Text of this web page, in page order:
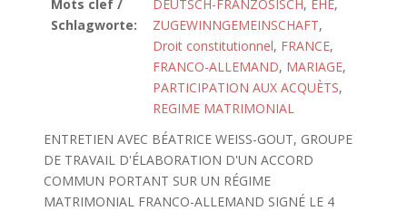
Mots clef /
Schlagworte:
DEUTSCH-FRANZÖSISCH, EHE,
ZUGEWINNGEMEINSCHAFT,
Droit constitutionnel, FRANCE,
FRANCO-ALLEMAND, MARIAGE,
PARTICIPATION AUX ACQUÈTS,
REGIME MATRIMONIAL
ENTRETIEN AVEC BÉATRICE WEISS-GOUT, GROUPE
DE TRAVAIL D'ÉLABORATION D'UN ACCORD
COMMUN PORTANT SUR UN RÉGIME
MATRIMONIAL FRANCO-ALLEMAND SIGNÉ LE 4